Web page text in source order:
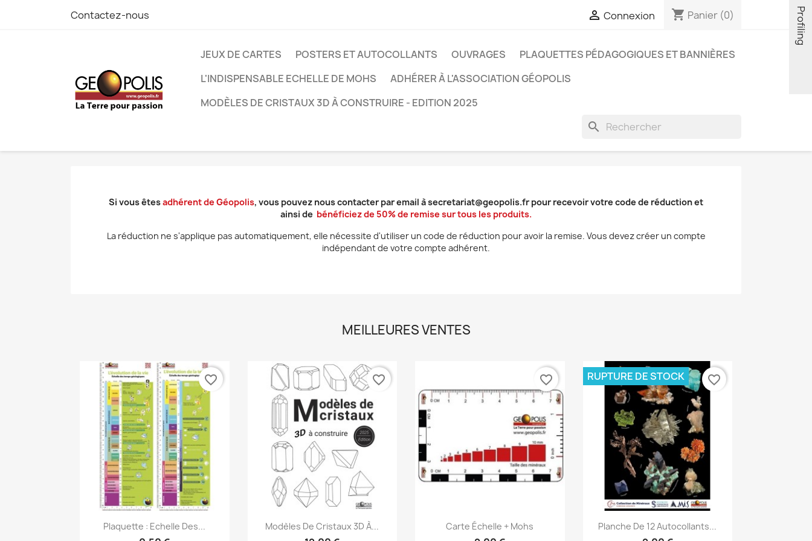
Contactez-nous  Connexion shopping_cart Panier (0)
JEUX DE CARTES POSTERS ET AUTOCOLLANTS OUVRAGES
PLAQUETTES PÉDAGOGIQUES ET BANNIÈRES
L'INDISPENSABLE ECHELLE DE MOHS
ADHÉRER À L'ASSOCIATION GÉOPOLIS
MODÈLES DE CRISTAUX 3D À CONSTRUIRE - EDITION 2025
search
Si vous êtesadhérent de Géopolis, vous pouvez nous contacter par email à secretariat@geopolis.fr pour recevoir votre code de réduction et
ainsi de bénéficiez de 50% de remise sur tous les produits.
La réduction ne s'applique pas automatiquement, elle nécessite d'utiliser un code de réduction pour avoir la remise. Vous devez créer un compte
indépendant de votre compte adhérent.
MEILLEURES VENTES
Aperçu rapide
Plaquette : Echelle Des...
favorite_border
Aperçu rapide
Modèles De Cristaux 3D À...
favorite_border
Aperçu rapide
Carte Échelle + Mohs
favorite_border
Aperçu rapide
Planche De 12 Autocollants...
RUPTURE DE STOCK favorite_border
Profiling